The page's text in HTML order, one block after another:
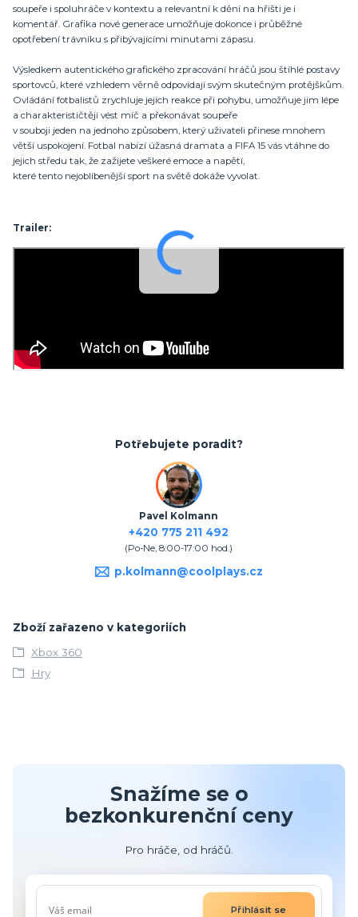
soupeře i spoluhráče v kontextu a relevantní k dění na hřišti je i
komentář. Grafika nové generace umožňuje dokonce i průběžné
opotřebení trávníku s přibývajícími minutami zápasu.
Výsledkem autentického grafického zpracování hráčů jsou štíhlé postavy
sportovců, které vzhledem věrně odpovídají svým skutečným protějškům.
Ovládání fotbalistů zrychluje jejich reakce při pohybu, umožňuje jim lépe
a charakterističtěji vést míč a překonávat soupeře
v souboji jeden na jednoho způsobem, který uživateli přinese mnohem
větší uspokojení. Fotbal nabízí úžasná dramata a FIFA 15 vás vtáhne do
jejich středu tak, že zažijete veškeré emoce a napětí,
které tento nejoblíbenější sport na světě dokáže vyvolat.
Trailer:
Potřebujete poradit?
Pavel Kolmann
+420 775 211 492
(Po-Ne, 8:00-17:00 hod.)
p.kolmann@coolplays.cz
Zboží zařazeno v kategoriích
Xbox 360
Hry
Snažíme se o
bezkonkurenční ceny
Pro hráče, od hráčů.
Přihlásit se